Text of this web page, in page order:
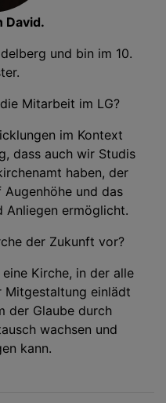
David.
und bin im 10.
Mitarbeit im LG?
im Kontext
dass auch wir Studis
haben, der
Augenhöhe und das
Anliegen ermöglicht.
der Zukunft vor?
Kirche, in der alle
einlädt
der Glaube durch
wachsen und
kann.